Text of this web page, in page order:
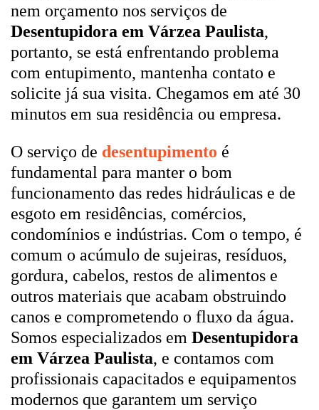
nem orçamento nos serviços de
Desentupidora em Várzea Paulista,
portanto, se está enfrentando problema
com entupimento, mantenha contato e
solicite já sua visita. Chegamos em até 30
minutos em sua residência ou empresa.
O serviço de desentupimento é
fundamental para manter o bom
funcionamento das redes hidráulicas e de
esgoto em residências, comércios,
condomínios e indústrias. Com o tempo, é
comum o acúmulo de sujeiras, resíduos,
gordura, cabelos, restos de alimentos e
outros materiais que acabam obstruindo
canos e comprometendo o fluxo da água.
Somos especializados em Desentupidora
em Várzea Paulista, e contamos com
profissionais capacitados e equipamentos
modernos que garantem um serviço